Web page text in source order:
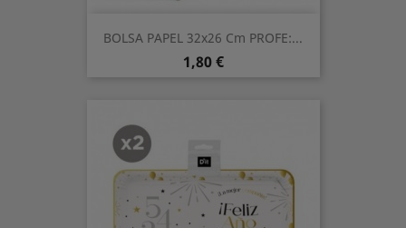
BOLSA PAPEL 32x26 Cm PROFE:...
Precio
1,80 €